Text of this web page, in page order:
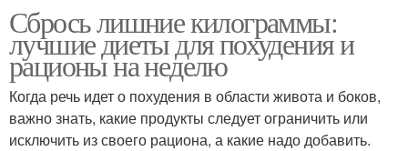
Сбрось лишние килограммы:
лучшие диеты для похудения и
рационы на неделю
Когда речь идет о похудения в области живота и боков,
важно знать, какие продукты следует ограничить или
исключить из своего рациона, а какие надо добавить.